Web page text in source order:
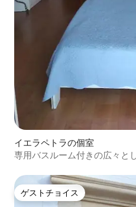
イエラペトラの個室
専用バスルーム付きの広々と
ゲストチョイス
ゲストチョイス